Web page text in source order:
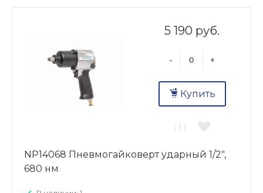
5 190 руб.
- +
Купить
NP14068 Пневмогайковерт ударный 1/2",
680 нм